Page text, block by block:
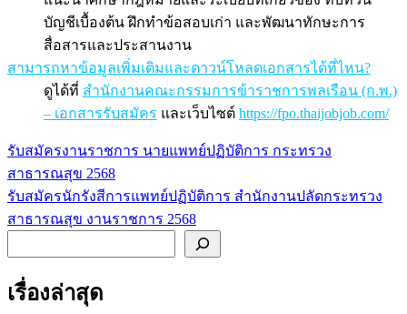
บัญชีเบื้องต้น ฝึกทำข้อสอบเก่า และพัฒนาทักษะการ
สื่อสารและประสานงาน
สามารถหาข้อมูลเพิ่มเติมและดาวน์โหลดเอกสารได้ที่ไหน?
ดูได้ที่ สำนักงานคณะกรรมการข้าราชการพลเรือน (ก.พ.)
– เอกสารรับสมัคร และเว็บไซต์ https://fpo.thaijobjob.com/
แนะแนว
เรื่อง
รับสมัครงานราชการ นายแพทย์ปฏิบัติการ กระทรวง
สาธารณสุข 2568
รับสมัครนักรังสีการแพทย์ปฏิบัติการ สำนักงานปลัดกระทรวง
สาธารณสุข งานราชการ 2568
เรื่องล่าสุด